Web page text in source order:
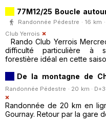
77M12/25 Boucle
Randonnée Pédestre · 16 km
Club Yerrois
Rando Club Yerrois
difficulté particulière à
forestière idéal en cette
De la montagne de
Randonnée Pédestre · 20 km ·
Randonnée de 20 km en
Gournay. Retour par la gare